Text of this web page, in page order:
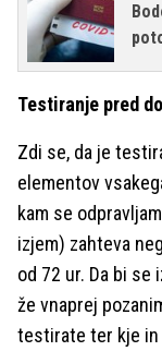
Testiranje pred
Zdi se, da je
elementov
kam se
izjem) zahteva
od 72 ur. Da bi se
že vnaprej
testirate ter kje in